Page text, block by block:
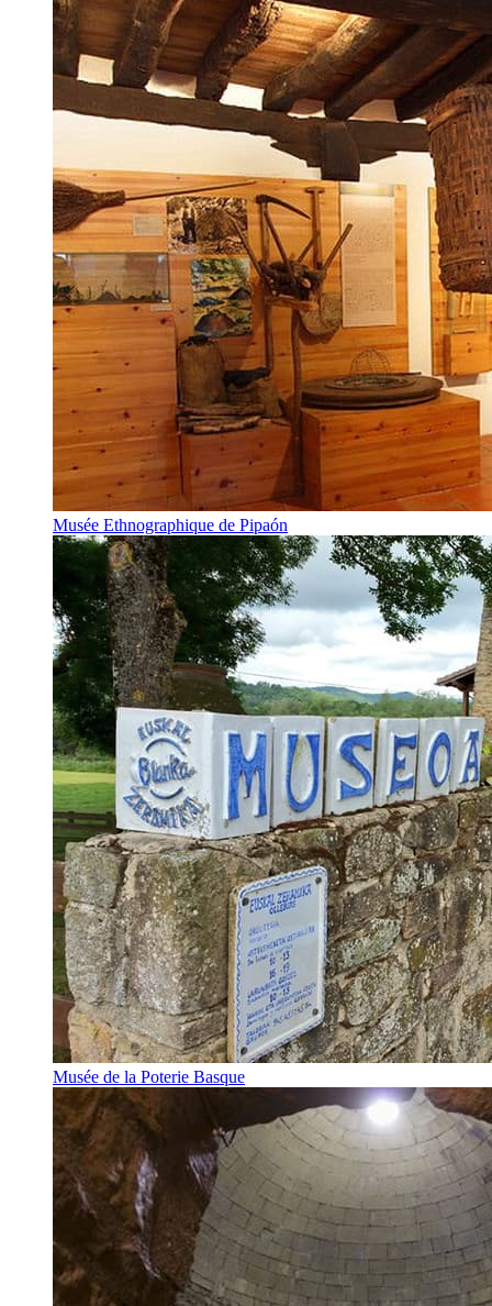
Musée Ethnographique de Pipaón
Musée de la Poterie Basque